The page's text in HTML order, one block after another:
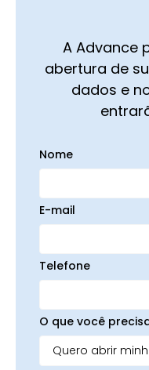
A Advance
abertura de
dados e
Nome
E-mail
Telefone
O que você